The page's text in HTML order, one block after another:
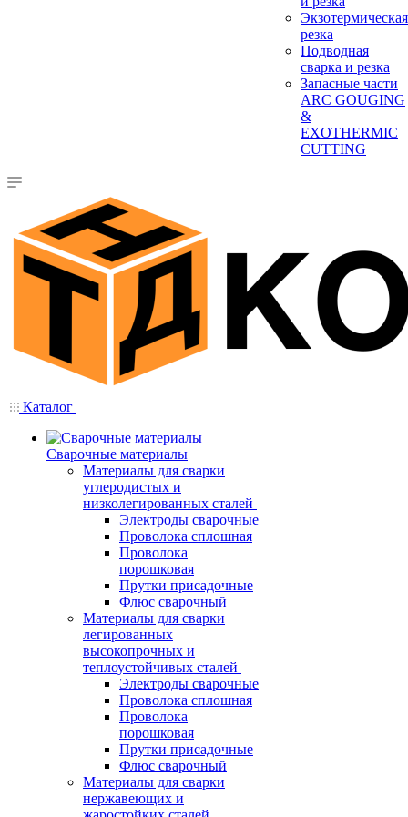
Экзотермическая
резка
Подводная
сварка и резка
Запасные части
ARC GOUGING
&
EXOTHERMIC
CUTTING
Каталог
Сварочные материалы
Материалы для сварки
углеродистых и
низколегированных сталей
Электроды сварочные
Проволока сплошная
Проволока
порошковая
Прутки присадочные
Флюс сварочный
Материалы для сварки
легированных
высокопрочных и
теплоустойчивых сталей
Электроды сварочные
Проволока сплошная
Проволока
порошковая
Прутки присадочные
Флюс сварочный
Материалы для сварки
нержавеющих и